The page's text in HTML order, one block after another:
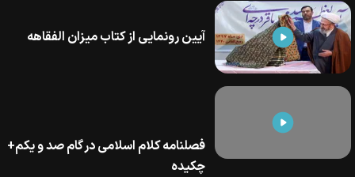
آیین رونمایی از کتاب میزان الفقاهه
فصلنامه کلام اسلامی در گام صد و یکم+
چکیده